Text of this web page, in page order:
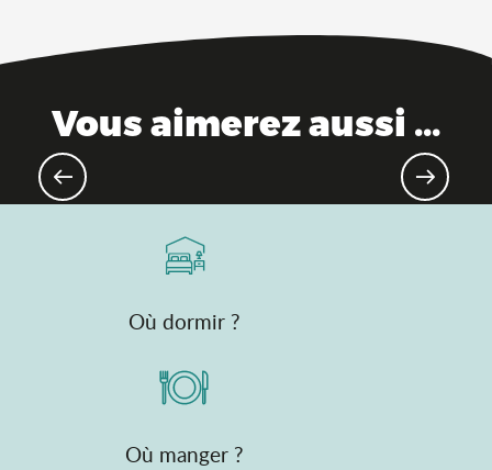
Vous aimerez aussi ...
Où dormir ?
Où manger ?